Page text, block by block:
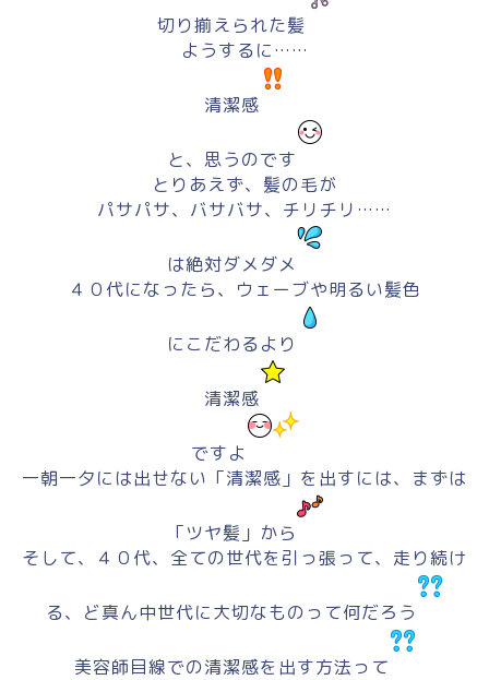
切り揃えられた髪
ようするに……
清潔感
と、思うのです
とりあえず、髪の毛が
パサパサ、バサバサ、チリチリ……
は絶対ダメダメ
４０代になったら、ウェーブや明るい髪色
にこだわるより
清潔感
ですよ
一朝一夕には出せない「清潔感」を出すには、まずは
「ツヤ髪」から
そして、４０代、全ての世代を引っ張って、走り続け
る、ど真ん中世代に大切なものって何だろう
美容師目線での清潔感を出す方法って